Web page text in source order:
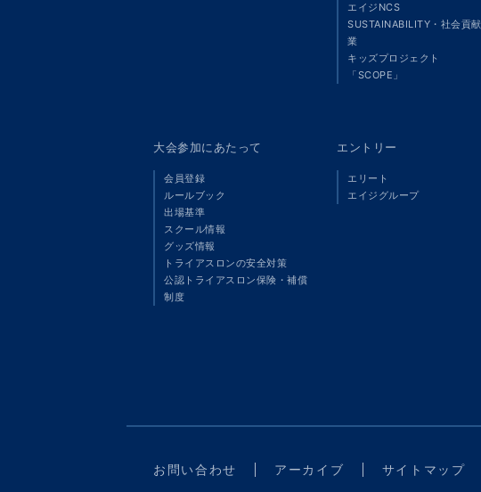
エイジNCS
SUSTAINABILITY・社会貢
業
キッズプロジェクト
「SCOPE」
大会参加にあたって
会員登録
ルールブック
出場基準
スクール情報
グッズ情報
トライアスロンの安全対策
公認トライアスロン保険・補償
制度
エントリー
エリート
エイジグループ
お問い合わせ アーカイブ サイトマップ